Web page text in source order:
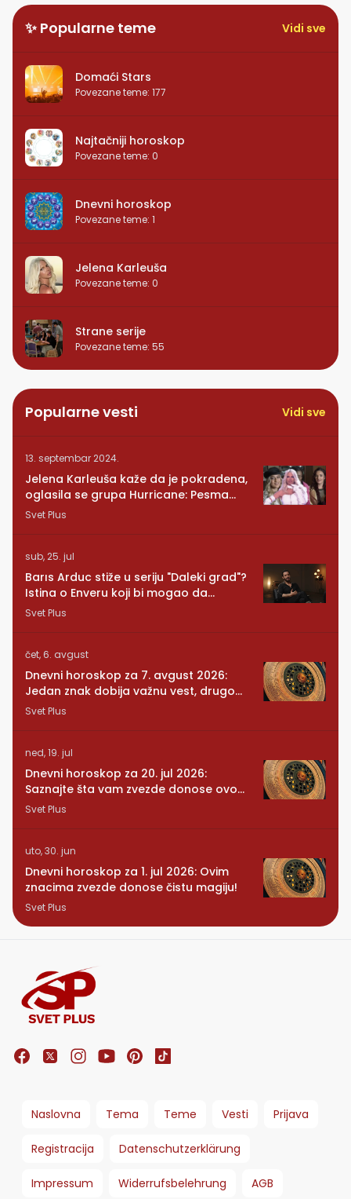
✨ Popularne teme Vidi sve
Domaći Stars
Povezane teme: 177
Najtačniji horoskop
Povezane teme: 0
Dnevni horoskop
Povezane teme: 1
Jelena Karleuša
Povezane teme: 0
Strane serije
Povezane teme: 55
Popularne vesti Vidi sve
13. septembar 2024.
Jelena Karleuša kaže da je pokradena,
oglasila se grupa Hurricane: Pesma
RUNDE je naša!
Svet Plus
sub, 25. jul
Barıs Arduc stiže u seriju "Daleki grad"?
Istina o Enveru koji bi mogao da
promeni sve
Svet Plus
čet, 6. avgust
Dnevni horoskop za 7. avgust 2026:
Jedan znak dobija važnu vest, drugom
se vraća osoba iz prošlosti
Svet Plus
ned, 19. jul
Dnevni horoskop za 20. jul 2026:
Saznajte šta vam zvezde donose ovog
ponedeljka
Svet Plus
uto, 30. jun
Dnevni horoskop za 1. jul 2026: Ovim
znacima zvezde donose čistu magiju!
Svet Plus
Naslovna Tema Teme Vesti Prijava
Registracija Datenschutzerklärung
Impressum Widerrufsbelehrung AGB